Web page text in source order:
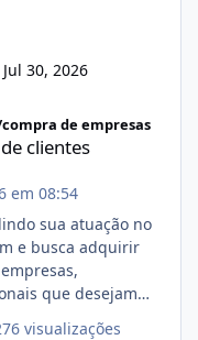
Jul 30, 2026
de empresas
clientes
em 08:54
sua atuação no
e busca adquirir
que desejam
visualizações